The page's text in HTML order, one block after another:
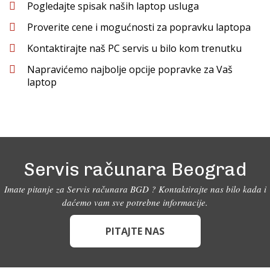
Pogledajte spisak naših laptop usluga
Proverite cene i mogućnosti za popravku laptopa
Kontaktirajte naš PC servis u bilo kom trenutku
Napravićemo najbolje opcije popravke za Vaš
laptop
Servis računara Beograd
Imate pitanje za Servis računara BGD ? Kontaktirajte nas bilo kada i
daćemo vam sve potrebne informacije.
PITAJTE NAS